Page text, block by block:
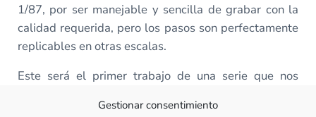
Gestionar consentimiento
1/87, por ser manejable y sencilla de grabar con la
calidad requerida, pero los pasos son perfectamente
replicables en otras escalas.
Este será el primer trabajo de una serie que nos
buscando el máximo realismo posible, y pretende ser